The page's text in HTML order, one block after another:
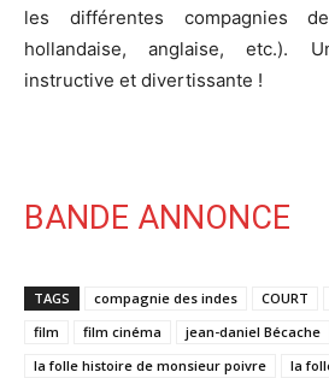
les différentes compagnies
hollandaise, anglaise, etc.).
instructive et divertissante !
BANDE ANNONCE
TAGS compagnie des indes COURT
film
film cinéma
jean-daniel Bécache
la folle histoire de monsieur poivre
la